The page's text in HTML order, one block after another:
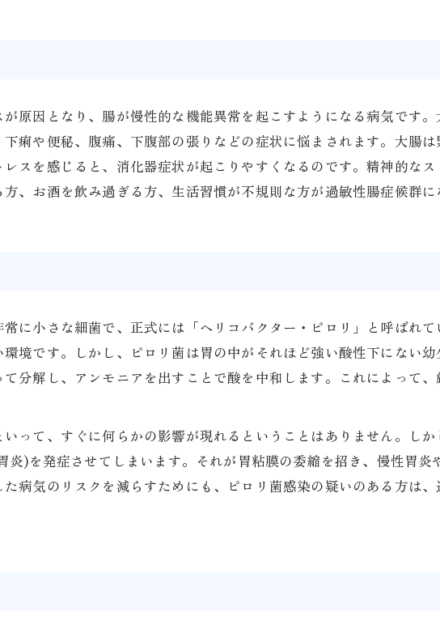
原因となり、腸が慢性的な機能異常を起こすようになる病気です
痢や便秘、腹痛、下腹部の張りなどの症状に悩まされます。大腸
スを感じると、消化器症状が起こりやすくなるのです。精神的な
、お酒を飲み過ぎる方、生活習慣が不規則な方が過敏性腸症候群に
に小さな細菌で、正式には「ヘリコバクター・ピロリ」と呼ばれ
境です。しかし、ピロリ菌は胃の中がそれほど強い酸性下にない
分解し、アンモニアを出すことで酸を中和します。これによって
って、すぐに何らかの影響が現れるということはありません。し
炎)を発症させてしまいます。それが胃粘膜の委縮を招き、慢性胃
病気のリスクを減らすためにも、ピロリ菌感染の疑いのある方は